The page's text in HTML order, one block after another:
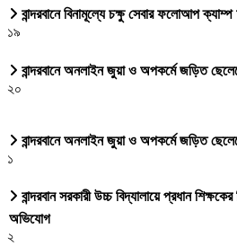
বান্দরবানে বিনামূল্যে চক্ষু সেবার ফলোআপ ক্যাম্প
১৯
বান্দরবানে অনলাইন জুয়া ও অপকর্মে জড়িত
২০
বান্দরবানে অনলাইন জুয়া ও অপকর্মে জড়িত
১
বান্দরবান সরকারী উচ্চ বিদ্যালায়ে প্রধান
অভিযোগ
২